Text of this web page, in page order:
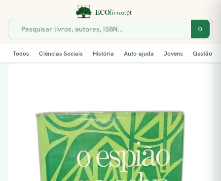
Todos Ciências Sociais História Auto-ajuda Jovens Gestão